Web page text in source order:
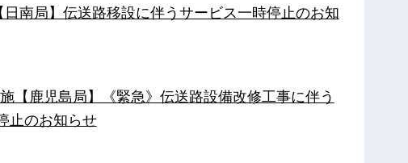
日南局】伝送路移設に伴うサービス一時停止のお知
【鹿児島局】《緊急》伝送路設備改修工事に伴う
止のお知らせ